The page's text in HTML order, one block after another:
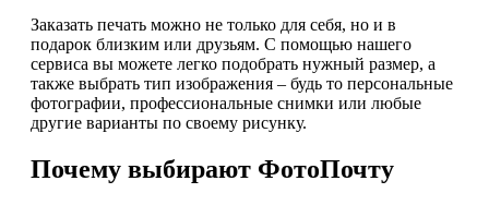
Заказать печать можно не только для себя, но и в
подарок близким или друзьям. С помощью нашего
сервиса вы можете легко подобрать нужный размер, а
также выбрать тип изображения – будь то персональные
фотографии, профессиональные снимки или любые
другие варианты по своему рисунку.
Почему выбирают ФотоПочту